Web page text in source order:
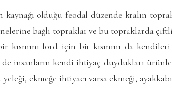
kaynağı olduğu feodal düzende kralın
bağlı topraklar ve bu topraklarda
kısmını lord için bir kısmını da
insanların kendi ihtiyaç duydukları
yeleği, ekmeğe ihtiyacı varsa ekmeği,